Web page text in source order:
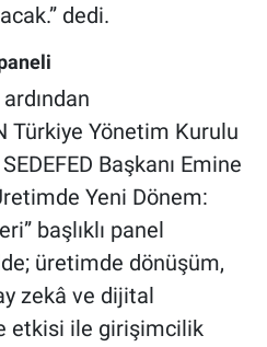
dedi.
Türkiye Yönetim Kurulu
Başkanı Emine
Yeni Dönem:
başlıklı panel
üretimde dönüşüm,
zekâ ve dijital
etkisi ile girişimcilik